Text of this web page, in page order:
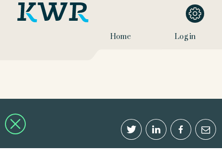
Home Log in